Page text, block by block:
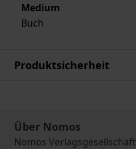
Medium
Buch
Produktsicherheit
Über Nomos
Nomos Verlagsgesellschaft